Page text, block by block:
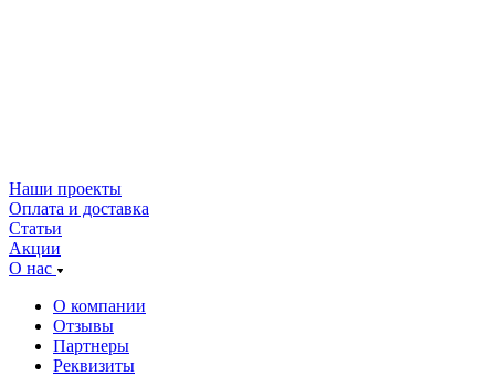
Наши проекты
Оплата и доставка
Статьи
Акции
О нас
О компании
Отзывы
Партнеры
Реквизиты